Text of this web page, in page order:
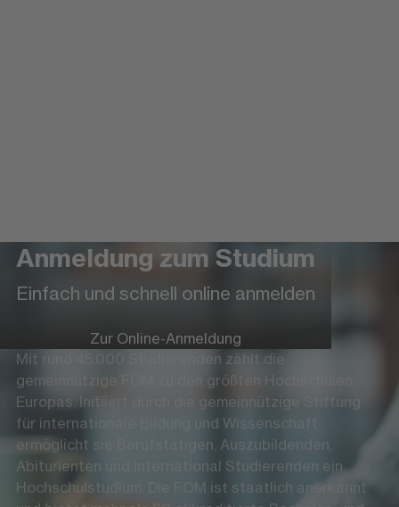
Anmeldung zum Studium
Einfach und schnell online anmelden
Zur Online-Anmeldung
Mit rund 45.000 Studierenden zählt die
gemeinnützige FOM zu den größten Hochschulen
Europas. Initiiert durch die gemeinnützige Stiftung
für internationale Bildung und Wissenschaft
ermöglicht sie Berufstätigen, Auszubildenden,
Abiturienten und international Studierenden ein
Hochschulstudium. Die FOM ist staatlich anerkannt